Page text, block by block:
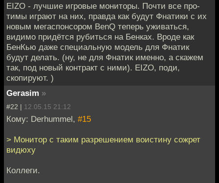
EIZO - лучшие игровые мониторы. Почти все про-
тимы играют на них, правда как будут Фнатики с их
новым мегаспонсором BenQ теперь уживаться,
видимо придётся рубиться на Бенках. Вроде как
БенКью даже специальную модель для Фнатик
будут делать. (ну, не для Фнатик именно, а скажем
так, под новый контракт с ними). EIZO, поди,
скопируют. )
Gerasim »
#22 | 12.05.15 21:12
Кому: Derhummel, #15
> Монитор с таким разрешением воистину сожрет
видюху
Коллеги.